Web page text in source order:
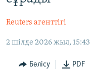
Skip
to
Navigation
AZATTYQTV
ҚАҢТАР ОҚИҒАСЫ
АДАМ ҚҰҚЫҚТАРЫ
ӘЛЕУМЕТ
Reuters агенттігі
2 шілде 2026 жыл, 15:43
Бөлісу PDF